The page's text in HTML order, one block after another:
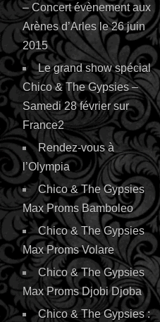
– Concert évènement aux
Arènes d’Arles le 26 juin
2015
Le grand show spécial
Chico & The Gypsies –
Samedi 28 février sur
France2
Rendez-vous à
l’Olympia
Chico & The Gypsies
Max Proms Bamboleo
Chico & The Gypsies
Max Proms Volare
Chico & The Gypsies
Max Proms Djobi Djoba
Chico & The Gypsies :